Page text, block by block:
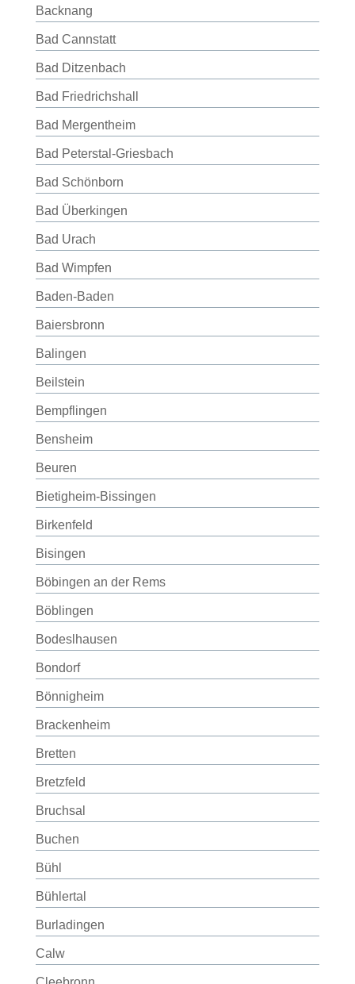
Backnang
Bad Cannstatt
Bad Ditzenbach
Bad Friedrichshall
Bad Mergentheim
Bad Peterstal-Griesbach
Bad Schönborn
Bad Überkingen
Bad Urach
Bad Wimpfen
Baden-Baden
Baiersbronn
Balingen
Beilstein
Bempflingen
Bensheim
Beuren
Bietigheim-Bissingen
Birkenfeld
Bisingen
Böbingen an der Rems
Böblingen
Bodeslhausen
Bondorf
Bönnigheim
Brackenheim
Bretten
Bretzfeld
Bruchsal
Buchen
Bühl
Bühlertal
Burladingen
Calw